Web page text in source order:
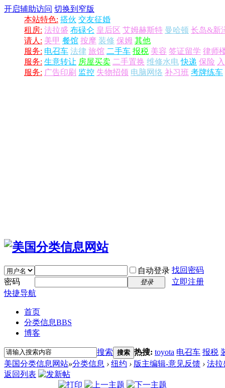
开启辅助访问 切换到窄版
本站特色: 搭伙 交友征婚
租房: 法拉盛 布碌仑 皇后区 艾姆赫斯特 曼哈顿 长岛&新
请人: 美甲 餐馆 按摩 装修 保姆 其他
服务: 电召车 法律 旅馆 二手车 报税 美容 签证留学 律师
服务: 生意转让 房屋买卖 二手置换 维修水电 快递 保险
服务: 广告印刷 监控 失物招领 电脑网络 补习班 考牌练车
自动登录 找回密码
密码
登录
立即注册
快捷导航
首页
分类信息BBS
博客
搜索 搜索 热搜: toyota 电召车 报税
美国分类信息网站»分类信息 › 纽约 › 版主编辑-意见反馈 › 法拉
返回列表